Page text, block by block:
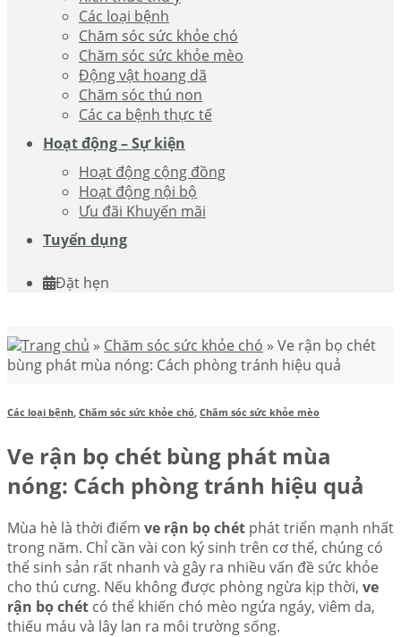
Các loại bệnh
Chăm sóc sức khỏe chó
Chăm sóc sức khỏe mèo
Động vật hoang dã
Chăm sóc thú non
Các ca bệnh thực tế
Hoạt động – Sự kiện
Hoạt động cộng đồng
Hoạt động nội bộ
Ưu đãi Khuyến mãi
Tuyển dụng
Đặt hẹn
Trang chủ » Chăm sóc sức khỏe chó » Ve rận bọ chét
bùng phát mùa nóng: Cách phòng tránh hiệu quả
Các loại bệnh, Chăm sóc sức khỏe chó, Chăm sóc sức khỏe mèo
Ve rận bọ chét bùng phát mùa
nóng: Cách phòng tránh hiệu quả
Mùa hè là thời điểm ve rận bọ chét phát triển mạnh nhất
trong năm. Chỉ cần vài con ký sinh trên cơ thể, chúng có
thể sinh sản rất nhanh và gây ra nhiều vấn đề sức khỏe
cho thú cưng. Nếu không được phòng ngừa kịp thời, ve
rận bọ chét có thể khiến chó mèo ngứa ngáy, viêm da,
thiếu máu và lây lan ra môi trường sống.